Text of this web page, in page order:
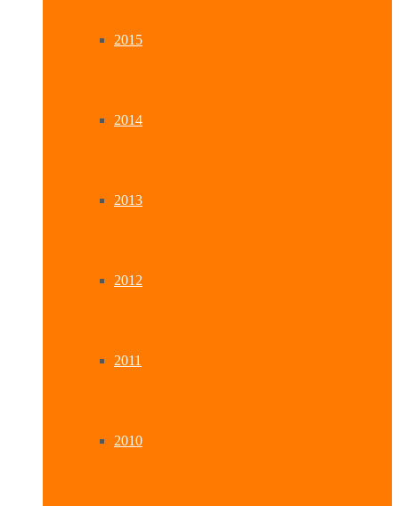
2015
2014
2013
2012
2011
2010